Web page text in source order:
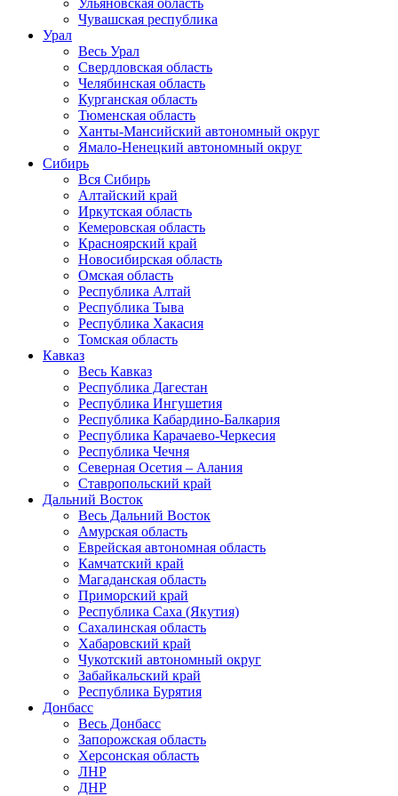
Ульяновская область
Чувашская республика
Урал
Весь Урал
Свердловская область
Челябинская область
Курганская область
Тюменская область
Ханты-Мансийский автономный округ
Ямало-Ненецкий автономный округ
Сибирь
Вся Сибирь
Алтайский край
Иркутская область
Кемеровская область
Красноярский край
Новосибирская область
Омская область
Республика Алтай
Республика Тыва
Республика Хакасия
Томская область
Кавказ
Весь Кавказ
Республика Дагестан
Республика Ингушетия
Республика Кабардино-Балкария
Республика Карачаево-Черкесия
Республика Чечня
Северная Осетия – Алания
Ставропольский край
Дальний Восток
Весь Дальний Восток
Амурская область
Еврейская автономная область
Камчатский край
Магаданская область
Приморский край
Республика Саха (Якутия)
Сахалинская область
Хабаровский край
Чукотский автономный округ
Забайкальский край
Республика Бурятия
Донбасс
Весь Донбасс
Запорожская область
Херсонская область
ЛНР
ДНР